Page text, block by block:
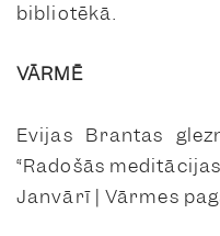
bibliotēkā.
VĀRMĒ
Evijas Brantas
“Radošās
Janvārī | Vārmes